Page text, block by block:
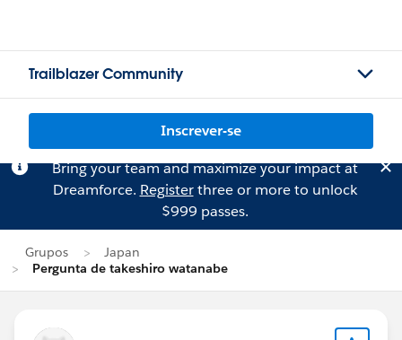
Trailblazer Community
Inscrever-se
Bring your team and maximize your impact at
Dreamforce. Registerthree or more to unlock
$999 passes.
Grupos
Japan
Pergunta de takeshiro watanabe